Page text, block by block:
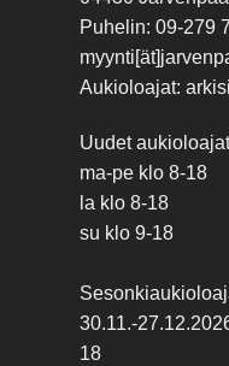
Puhelin: 09-279
Aukioloajat:
Uudet
ma-pe klo 8-18
la klo 8-18
su klo 9-18
30.11.-
18